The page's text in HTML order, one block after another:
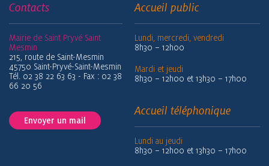
Contacts
Mairie de Saint Pryvé Saint
Mesmin
215, route de Saint-Mesmin
45750 Saint-Pryvé-Saint-Mesmin
Tél. 02 38 22 63 63 - Fax : 02 38
66 20 56
Envoyer un mail
Accueil public
Lundi, mercredi, vendredi
8h30 – 12h00
Mardi et jeudi
8h30 – 12h00 et 13h30 – 17h00
Accueil téléphonique
Lundi au jeudi
8h30 – 12h00 et 13h30 – 17h00